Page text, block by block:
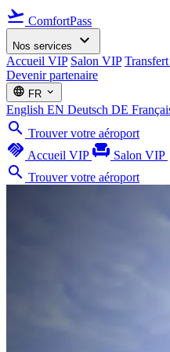
flight_takeoff ComfortPass
Nos services expand_more
Accueil VIP Salon VIP
Devenir partenaire
language FR expand_more
English EN Deutsch DE
search Trouver votre aéroport
handshake Accueil VIP chair Salon VIP
search Trouver votre aéroport